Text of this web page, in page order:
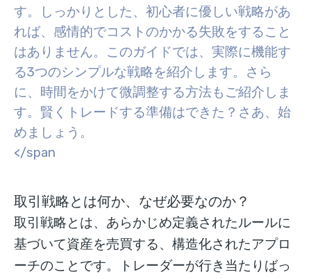
す。しっかりとした、初心者に優しい戦略があ
れば、感情的でコストのかかる失敗をすること
はありません。このガイドでは、実際に機能す
る3つのシンプルな戦略を紹介します。さら
に、時間をかけて微調整する方法もご紹介しま
す。賢くトレードする準備はできた？さあ、始
めましょう。
</span
取引戦略とは何か、なぜ必要なのか？
取引戦略とは、あらかじめ定義されたルールに
基づいて資産を売買する、構造化されたアプロ
ーチのことです。トレーダーが行き当たりばっ